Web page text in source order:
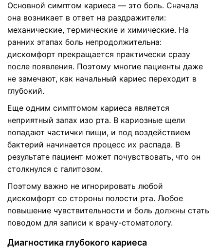
Основной симптом кариеса — это боль. Сначала
она возникает в ответ на раздражители:
механические, термические и химические. На
ранних этапах боль непродолжительна:
дискомфорт прекращается практически сразу
после появления. Поэтому многие пациенты даже
не замечают, как начальный кариес переходит в
глубокий.
Еще одним симптомом кариеса является
неприятный запах изо рта. В кариозные щели
попадают частички пищи, и под воздействием
бактерий начинается процесс их распада. В
результате пациент может почувствовать, что он
столкнулся с галитозом.
Поэтому важно не игнорировать любой
дискомфорт со стороны полости рта. Любое
повышение чувствительности и боль должны стать
поводом для записи к врачу-стоматологу.
Диагностика глубокого кариеса